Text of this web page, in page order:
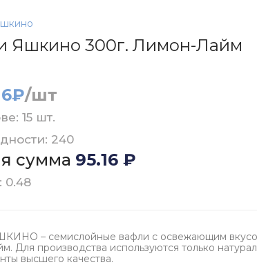
Яшкино 300г. Лимон-Лайм
/шт
15 шт.
240
сумма 95.16 ₽
0.48
– семислойные вафли с освежающим
Для производства используются только
высшего качества.